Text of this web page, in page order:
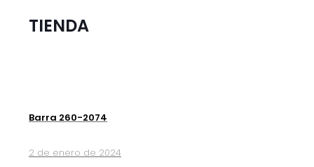
TIENDA
Barra 260-2074
2 de enero de 2024